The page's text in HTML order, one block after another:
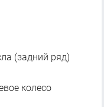
(задний ряд)
колесо